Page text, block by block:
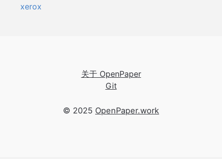
xerox
关于 OpenPaper
Git
© 2025 OpenPaper.work